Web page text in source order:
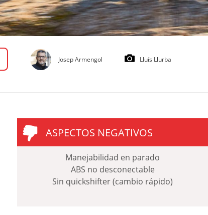
Josep Armengol
Lluís Llurba
ASPECTOS NEGATIVOS
Manejabilidad en parado
ABS no desconectable
Sin quickshifter (cambio rápido)